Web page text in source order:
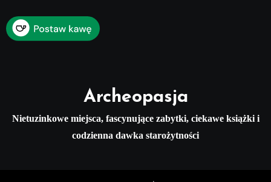
Archeopasja
Nietuzinkowe miejsca, fascynujące zabytki, ciekawe książki i
codzienna dawka starożytności